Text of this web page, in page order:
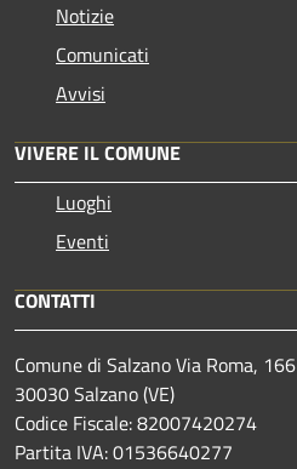
Notizie
Comunicati
Avvisi
VIVERE IL COMUNE
Luoghi
Eventi
CONTATTI
Comune di Salzano Via Roma, 166
30030 Salzano (VE)
Codice Fiscale: 82007420274
Partita IVA: 01536640277